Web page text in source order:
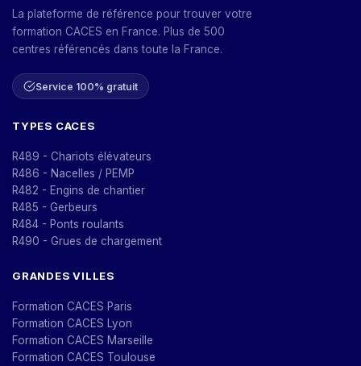
La plateforme de référence pour trouver votre
formation CACES en France. Plus de 500
centres référencés dans toute la France.
Service 100% gratuit
TYPES CACES
R489 - Chariots élévateurs
R486 - Nacelles / PEMP
R482 - Engins de chantier
R485 - Gerbeurs
R484 - Ponts roulants
R490 - Grues de chargement
GRANDES VILLES
Formation CACES Paris
Formation CACES Lyon
Formation CACES Marseille
Formation CACES Toulouse